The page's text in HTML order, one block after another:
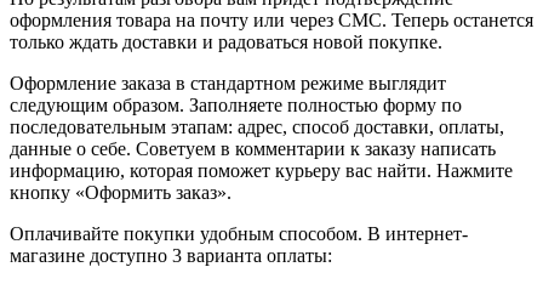
оформления товара на почту или через СМС. Теперь останется
только ждать доставки и радоваться новой покупке.
Оформление заказа в стандартном режиме выглядит
следующим образом. Заполняете полностью форму по
последовательным этапам: адрес, способ доставки, оплаты,
данные о себе. Советуем в комментарии к заказу написать
информацию, которая поможет курьеру вас найти. Нажмите
кнопку «Оформить заказ».
Оплачивайте покупки удобным способом. В интернет-
магазине доступно 3 варианта оплаты: